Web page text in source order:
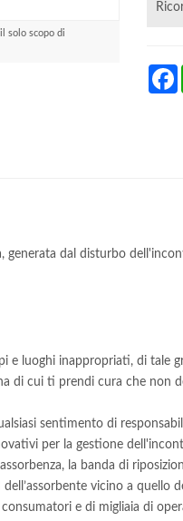
solo scopo di
generata dal disturbo
e luoghi inappropriati, di tale
di cui ti prendi cura che
sentimento di
per la gestione
la banda di
vicino a quello
e di migliaia di